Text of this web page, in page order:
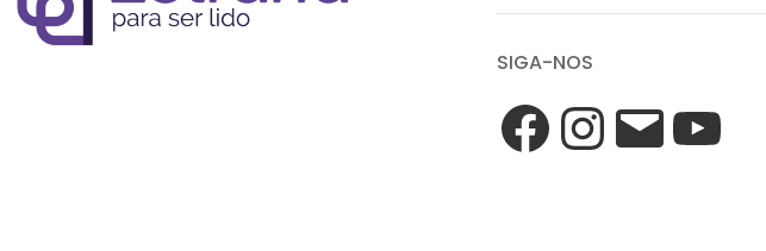
SIGA-NOS